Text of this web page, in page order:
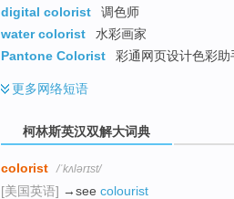
digital colorist
调色师
water colorist
水彩画家
Pantone Colorist
彩通网页设计色彩助
更多网络短语
柯林斯英汉双解大词典
colorist /ˈkʌlərɪst/
[美国英语] →see colourist